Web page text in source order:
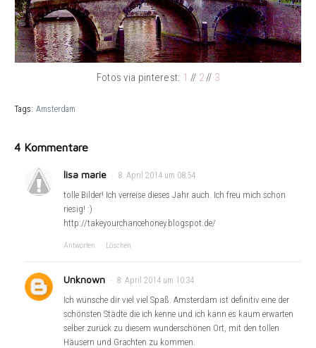
Fotos via pinterest: 1 // 2// 3
Tags: Amsterdam
4 Kommentare
lisa marie 8. April 2014 um 08:54
tolle Bilder! Ich verreise dieses Jahr auch. Ich freu mich schon
riesig! :)
http://takeyourchancehoney.blogspot.de/
Antworten Löschen
Unknown 8. April 2014 um 10:34
Ich wünsche dir viel viel Spaß. Amsterdam ist definitiv eine der
schönsten Städte die ich kenne und ich kann es kaum erwarten
selber zurück zu diesem wunderschönen Ort, mit den tollen
Häusern und Grachten zu kommen.